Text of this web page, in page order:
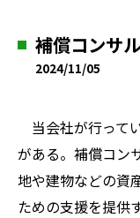
補償コンサ
2024/11/05
当会社が行って
がある。補償コン
地や建物などの資
ための支援を提供